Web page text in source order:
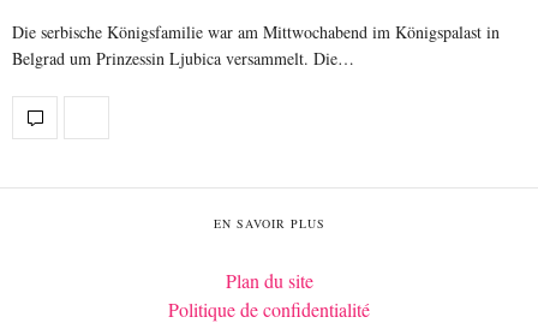
Die serbische Königsfamilie war am Mittwochabend im Königspalast in
Belgrad um Prinzessin Ljubica versammelt. Die…
EN SAVOIR PLUS
Plan du site
Politique de confidentialité